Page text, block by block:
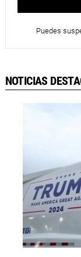
Puedes
NOTICIAS